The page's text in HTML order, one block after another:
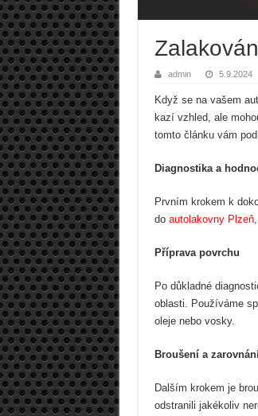
admin 5.9.2024
Když se na vašem
kazí vzhled, ale
tomto článku vám
Diagnostika a
Prvním krokem k
do autolakovny Plzeň
Příprava povrchu
Po důkladné
oblasti. Používáme
oleje nebo vosky.
Broušení a
Dalším krokem je
odstranili jakékoliv